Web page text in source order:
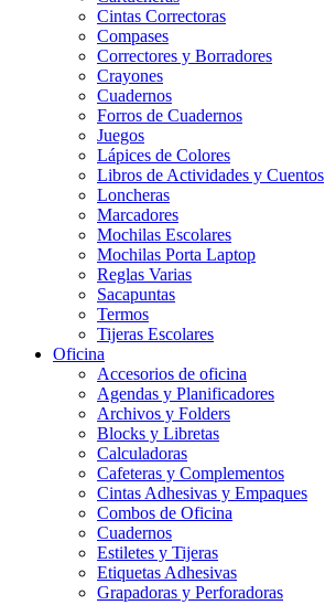
Cintas Correctoras
Compases
Correctores y Borradores
Crayones
Cuadernos
Forros de Cuadernos
Juegos
Lápices de Colores
Libros de Actividades y Cuentos
Loncheras
Marcadores
Mochilas Escolares
Mochilas Porta Laptop
Reglas Varias
Sacapuntas
Termos
Tijeras Escolares
Oficina
Accesorios de oficina
Agendas y Planificadores
Archivos y Folders
Blocks y Libretas
Calculadoras
Cafeteras y Complementos
Cintas Adhesivas y Empaques
Combos de Oficina
Cuadernos
Estiletes y Tijeras
Etiquetas Adhesivas
Grapadoras y Perforadoras